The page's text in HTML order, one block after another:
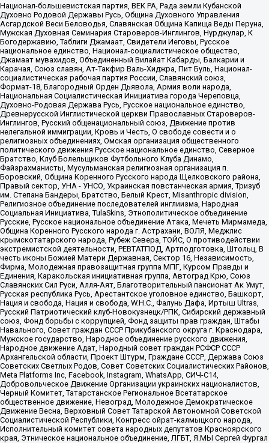
Национал-большевистская партия, ВЕК РА, Рада земли Кубанской
Духовно Родовой Державы Русь, Община Духовного Управления
Асгардской Веси Беловодья, Славянская Община Капища Веды Перуна,
Мужская Духовная Семинария Староверов-Инглингов, Нурджулар, К
Богодержавию, Таблиги Джамаат, Свидетели Иеговы, Русское
национальное единство, Национал-социалистическое общество,
Джамаат мувахидов, Объединенный Вилайат Кабарды, Балкарии и
Карачая, Союз славян, Ат-Такфир Валь-Хиджра, Пит Буль, Национал-
социалистическая рабочая партия России, Славянский союз,
Формат-18, Благородный Орден Дьявола, Армия воли народа,
Национальная Социалистическая Инициатива города Череповца,
Духовно-Родовая Держава Русь, Русское национальное единство,
Древнерусской Инглистической церкви Православных Староверов-
Инглингов, Русский общенациональный союз, Движение против
нелегальной иммиграции, Кровь и Честь, О свободе совести и о
религиозных объединениях, Омская организация общественного
политического движения Русское национальное единство, Северное
Братство, Клуб Болельщиков Футбольного Клуба Динамо,
Файзрахманисты, Мусульманская религиозная организация п.
Боровский, Община Коренного Русского народа Щелковского района,
Правый сектор, УНА - УНСО, Украинская повстанческая армия, Тризуб
им. Степана Бандеры, Братство, Белый Крест, Misanthropic division,
Религиозное объединение последователей инглиизма, Народная
Социальная Инициатива, TulaSkins, Этнополитическое объединение
Русские, Русское национальное объединение Атака, Мечеть Мирмамеда,
Община Коренного Русского народа г. Астрахани, ВОЛЯ, Меджлис
крымскотатарского народа, Рубеж Севера, ТОЙС, О противодействии
экстремистской деятельности, РЕВТАТПОД, Артподготовка, Штольц, В
честь иконы Божией Матери Державная, Сектор 16, Независимость,
Фирма, Молодежная правозащитная группа МПГ, Курсом Правды и
Единения, Каракольская инициативная группа, Автоград Крю, Союз
Славянских Сил Руси, Алля-Аят, Благотворительный пансионат Ак Умут,
Русская республика Русь, Арестантское уголовное единство, Башкорт,
Нация и свобода, Нация и свобода, W.H.С., Фалунь Дафа, Иртыш Ultras,
Русский Патриотический клуб-Новокузнецк/РПК, Сибирский державный
союз, Фонд борьбы с коррупцией, Фонд защиты прав граждан, Штабы
Навального, Совет граждан СССР Прикубанского округа г. Краснодара,
Мужское государство, Народное объединение русского движения,
Народное движение Адат, Народный совет граждан РСФСР СССР
Архангельской области, Проект Штурм, Граждане СССР, Держава Союз
Советских Светлых Родов, Совет Советских Социалистических Районов,
Meta Platforms Inc, Facebook, Instagram, WhatsApp, СИЧ-С14,
Добровольческое Движение Организации украинских националистов,
Черный Комитет, Татарстанское Региональное Всетатарское
общественное движение, Невоград, Молодежное Демократическое
Движение Весна, Верховный Совет Татарской Автономной Советской
Социалистической Республики, Конгресс ойрат-калмыцкого народа,
Исполнительный комитет совета народных депутатов Красноярского
края, Этническое национальное объединение, ЛГБТ, Я.МЫ Сергей Фургал